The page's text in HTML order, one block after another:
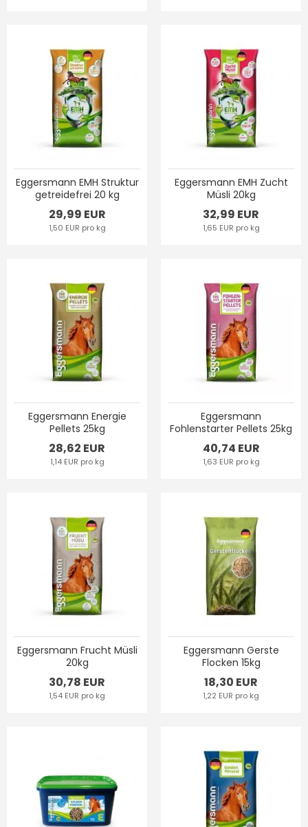
Eggersmann EMH Struktur
getreidefrei 20 kg
29,99 EUR
1,50 EUR pro kg
Eggersmann EMH Zucht
Müsli 20kg
32,99 EUR
1,65 EUR pro kg
Eggersmann Energie
Pellets 25kg
28,62 EUR
1,14 EUR pro kg
Eggersmann
Fohlenstarter Pellets 25kg
40,74 EUR
1,63 EUR pro kg
Eggersmann Frucht Müsli
20kg
30,78 EUR
1,54 EUR pro kg
Eggersmann Gerste
Flocken 15kg
18,30 EUR
1,22 EUR pro kg